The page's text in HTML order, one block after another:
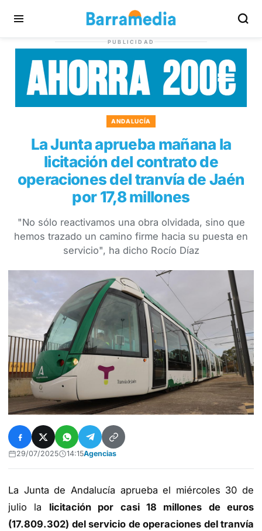
PUBLICIDAD
ANDALUCÍA
La Junta aprueba mañana la
licitación del contrato de
operaciones del tranvía de Jaén
por 17,8 millones
"No sólo reactivamos una obra olvidada, sino que
hemos trazado un camino firme hacia su puesta en
servicio", ha dicho Rocío Díaz
29/07/2025 14:15Agencias
La Junta de Andalucía aprueba el miércoles 30 de
julio la licitación por casi 18 millones de euros
(17.809.302) del servicio de operaciones del tranvía